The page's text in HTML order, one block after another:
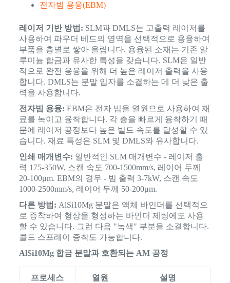
전자빔 용융(EBM)
레이저 기반 방법: SLM과 DMLS는 고출력 레이저를
사용하여 파우더 베드의 영역을 선택적으로 용융하여
부품을 층별로 쌓아 올립니다. 용융된 소재는 기존 알
루미늄 합금과 유사한 특성을 갖습니다. SLM은 일반
적으로 완전 용융을 위해 더 높은 레이저 출력을 사용
합니다. DMLS는 분말 입자를 소결하는 데 더 낮은 출
력을 사용합니다.
전자빔 용융: EBM은 전자 빔을 열원으로 사용하여 재
료를 녹이고 융착합니다. 각 층을 빠르게 융착하기 때
문에 레이저 공정보다 높은 빌드 속도를 달성할 수 있
습니다. 재료 특성은 SLM 및 DMLS와 유사합니다.
인쇄 매개변수: 일반적인 SLM 매개변수 - 레이저 출
력 175-350W, 스캔 속도 700-1500mm/s, 레이어 두께
20-100μm. EBM의 경우 - 빔 출력 3-7kW, 스캔 속도
1000-2500mm/s, 레이어 두께 50-200μm.
다른 방법: AlSi10Mg 분말은 액체 바인더를 선택적으
로 증착하여 형상을 형성하는 바인더 제팅에도 사용
할 수 있습니다. 그런 다음 "녹색" 부분을 소결합니다.
콜드 스프레이 증착도 가능합니다.
AlSi10Mg 합금 분말과 호환되는 AM 공정
프로세스 열원 설명